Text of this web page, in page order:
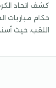
كشف اتحاد
حكام مباريات
اللقب، حيث